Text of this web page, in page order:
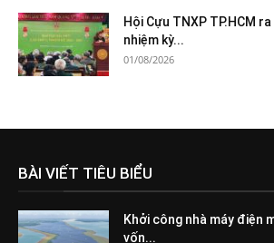
Hội Cựu TNXP TP.HCM
nhiệm kỳ...
01/08/2026
BÀI VIẾT TIÊU BIỂU
Khởi công nhà máy điện
vốn...